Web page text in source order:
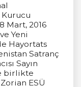
Mart, 2016
Yeni
Hayortats
Satranç
Sayın
birlikte
ESÜ